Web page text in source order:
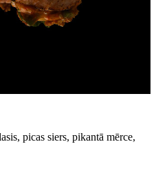
picas siers, pikantā mērce,